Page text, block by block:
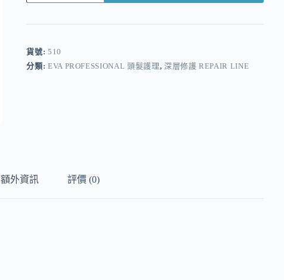
r
n
a
貨號: 510
分類: EVA PROFESSIONAL 頭髮護理, 深層修護 REPAIR LINE
額外資訊 評價 (0)